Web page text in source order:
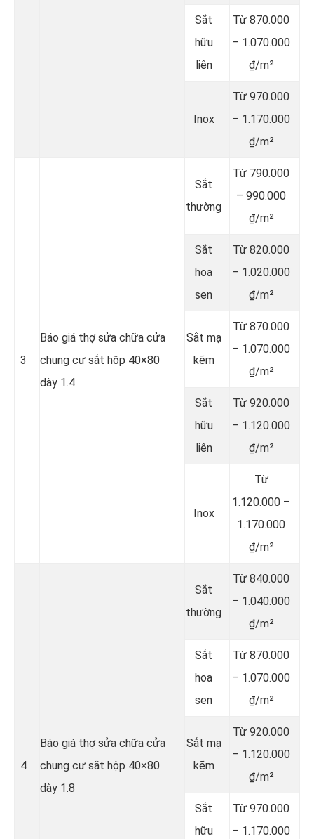
Sắt
hữu
liên
Từ 870.000
– 1.070.000
₫/m²
Inox
Từ 970.000
– 1.170.000
₫/m²
3
Báo giá thợ sửa chữa cửa
chung cư sắt hộp 40×80
dày 1.4
Sắt
thường
Từ 790.000
– 990.000
₫/m²
Sắt
hoa
sen
Từ 820.000
– 1.020.000
₫/m²
Sắt mạ
kẽm
Từ 870.000
– 1.070.000
₫/m²
Sắt
hữu
liên
Từ 920.000
– 1.120.000
₫/m²
Inox
Từ
1.120.000 –
1.170.000
₫/m²
4
Báo giá thợ sửa chữa cửa
chung cư sắt hộp 40×80
dày 1.8
Sắt
thường
Từ 840.000
– 1.040.000
₫/m²
Sắt
hoa
sen
Từ 870.000
– 1.070.000
₫/m²
Sắt mạ
kẽm
Từ 920.000
– 1.120.000
₫/m²
Sắt
hữu
Từ 970.000
– 1.170.000